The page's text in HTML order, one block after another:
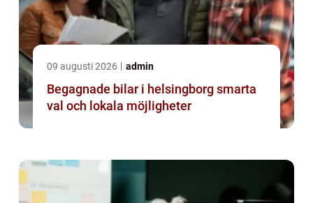
09 augusti 2026 admin
Begagnade bilar i helsingborg smarta
val och lokala möjligheter